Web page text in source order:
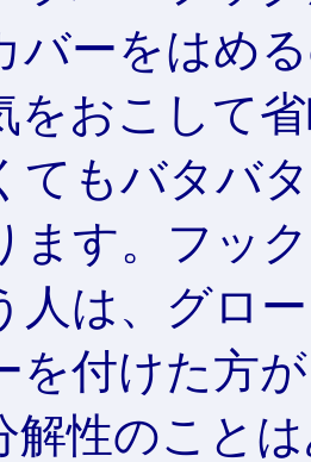
バーをはめ
をおこして
てもバタバ
ます。フッ
人は、グロ
を付けた方
解性のこと